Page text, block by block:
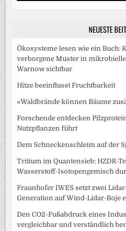
NEUESTE
Ökosysteme lesen wie ein Buch:
verborgene Muster in
Warnow sichtbar
Hitze beeinflusst Fruchtbarkeit
«Waldbrände können Bäume
Forschende entdecken
Nutzpflanzen führt
Dem Schneckenschleim auf der
Tritium im Quantensieb: HZDR-
Wasserstoff-Isotopengemisch
Fraunhofer IWES setzt zwei
Generation auf Wind-Lidar-Boje
Den CO2-Fußabdruck eines
vergleichbar und verständlich